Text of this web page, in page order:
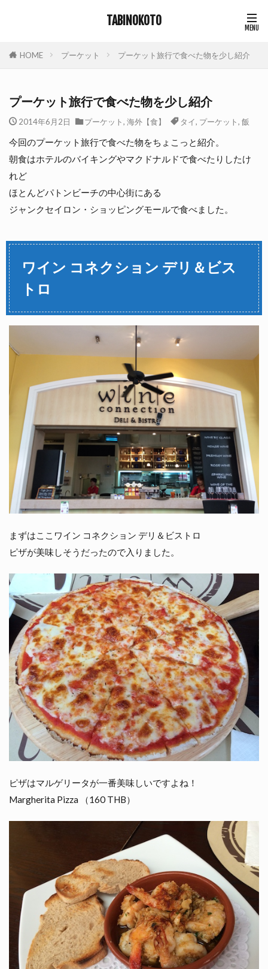
TABINOKOTO
HOME プーケット プーケット旅行で食べた物を少し紹介
プーケット旅行で食べた物を少し紹介
2014年6月2日 プーケット, 海外【食】 タイ, プーケット, 飯
今回のプーケット旅行で食べた物をちょこっと紹介。
朝食はホテルのバイキングやマクドナルドで食べたりしたけ
れど
ほとんどパトンビーチの中心街にある
ジャンクセイロン・ショッピングモールで食べました。
ワイン コネクション デリ＆ビス
トロ
まずはここワイン コネクション デリ＆ビストロ
ピザが美味しそうだったので入りました。
ピザはマルゲリータが一番美味しいですよね！
Margherita Pizza （160 THB）